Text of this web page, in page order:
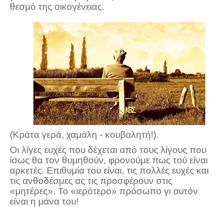
θεσμό της οικογένειας.
(Κράτα γερά, χαμάλη - κουβαλητή!).
Οι λίγες ευχές που δέχεται από τους λίγους που
ίσως θα τον θυμηθούν, φρονούμε πως τού είναι
αρκετές. Επιθυμία του είναι, τις πολλές ευχές και
τις ανθοδέσμες ας τις προσφέρουν στις
«μητέρες». Το «ιερότερο» πρόσωπο γι αυτόν
είναι η μάνα του!